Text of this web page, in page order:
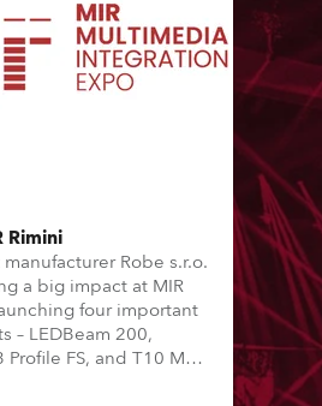
Rimini
Robe s.r.o.
a big impact at MIR
four important
– LEDBeam 200,
FS, and T10 MFS